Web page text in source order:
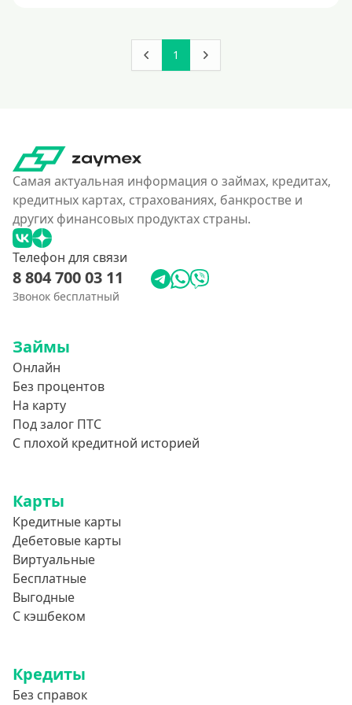
4500000 руб
500000 руб
550000 руб
600 тысяч
650000 руб
700000 руб
750000 руб
850000 руб
900000 руб
950000 руб
Целевые
Строительство дома
Газификацию
Лечение
Стоматология
Неотложные нужды
Образование
Отдых
Свадьбы
1
Самая актуальная информация о займах, кредитах,
кредитных картах, страхованиях, банкростве и
других финансовых продуктах страны.
Телефон для связи
8 804 700 03 11
Звонок бесплатный
Займы
Онлайн
Без процентов
На карту
Под залог ПТС
С плохой кредитной историей
Карты
Кредитные карты
Дебетовые карты
Виртуальные
Бесплатные
Выгодные
С кэшбеком
Кредиты
Без справок